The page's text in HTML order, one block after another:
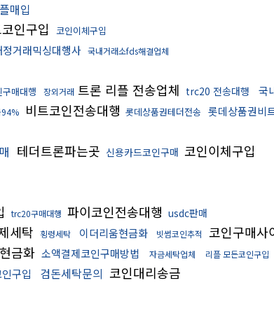
매입
인구입
코인이체구입
정거래믹싱대행사 국내거래소fds해결업체
구매대행 장외거래 트론 리플 전송업체 trc20 전송대행
국
94% 비트코인전송대행 롯데상품권테더전송 롯데상품권비
테더트론파는곳 신용카드코인구매 코인이체구입
trc20구매대행 파이코인전송대행 usdc판매
세탁 횡령세탁 이더리움현금화 빗썸코인추적 코인구매사
금화 소액결제코인구매방법 자금세탁업체 리플 모든코인구입
구입 검돈세탁문의 코인대리송금